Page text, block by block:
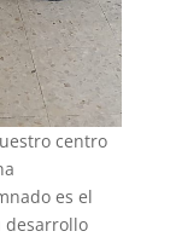
centro
es el
desarrollo